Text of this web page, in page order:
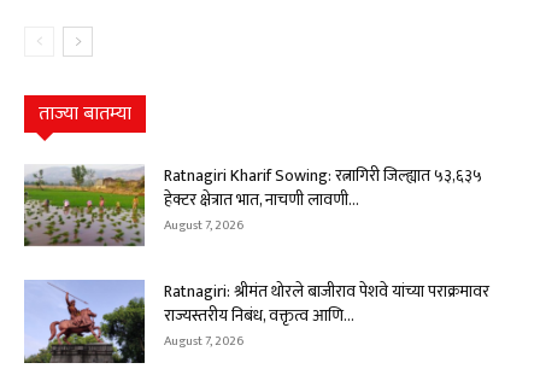
ताज्या बातम्या
Ratnagiri Kharif Sowing: रत्नागिरी जिल्ह्यात ५३,६३५
हेक्टर क्षेत्रात भात, नाचणी लावणी...
August 7, 2026
Ratnagiri: श्रीमंत थोरले बाजीराव पेशवे यांच्या पराक्रमावर
राज्यस्तरीय निबंध, वक्तृत्व आणि...
August 7, 2026